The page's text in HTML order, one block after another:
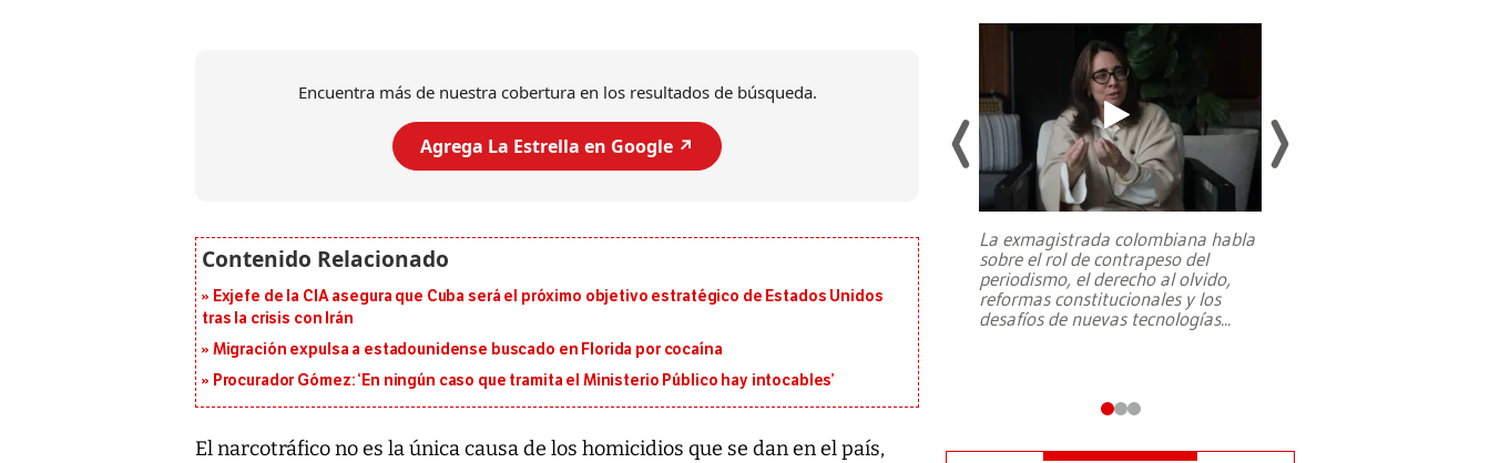
Encuentra más de nuestra cobertura en los resultados de búsqueda.
Agrega La Estrella en Google ↗️
Exjefe de la CIA asegura que Cuba será el próximo objetivo estratégico de Estados Unidos
tras la crisis con Irán
Migración expulsa a estadounidense buscado en Florida por cocaína
Procurador Gómez: ‘En ningún caso que tramita el Ministerio Público hay intocables’
El narcotráfico no es la única causa de los homicidios que se dan en el país,
al sur de Japón, provocando una
La exmagistrada colombiana habla
sobre el rol de contrapeso del
periodismo, el derecho al olvido,
reformas constitucionales y los
desafíos de nuevas tecnologías...